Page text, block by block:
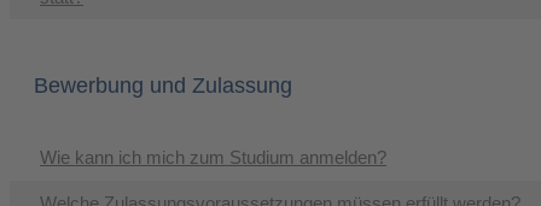
Bewerbung und Zulassung
Wie kann ich mich zum Studium anmelden?